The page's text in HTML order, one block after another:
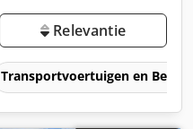
Relevantie
Transportvoertuigen en